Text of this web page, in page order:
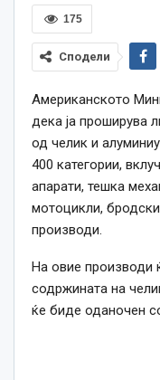
175
Сподели
Американското
дека ја проширува
од челик и
400 категории,
апарати, тешка
мотоцикли,
производи.
На овие производи
содржината на
ќе биде оданочен